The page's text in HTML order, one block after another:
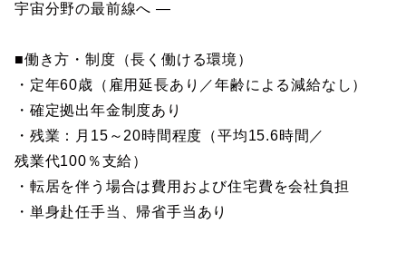
宇宙分野の最前線へ ―
■働き方・制度（長く働ける環境）
・定年60歳（雇用延長あり／年齢による減給なし）
・確定拠出年金制度あり
・残業：月15～20時間程度（平均15.6時間／
残業代100％支給）
・転居を伴う場合は費用および住宅費を会社負担
・単身赴任手当、帰省手当あり